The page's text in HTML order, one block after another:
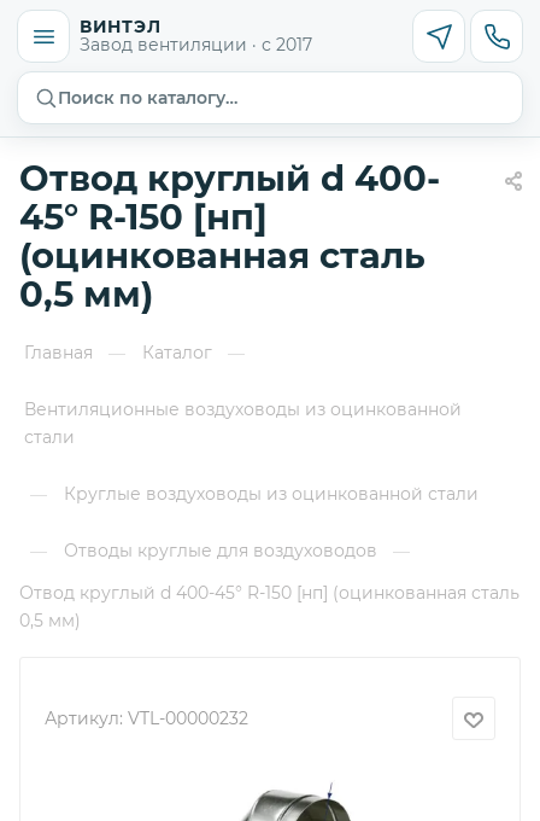
ВИНТЭЛ
Завод вентиляции · с 2017
Поиск по каталогу…
Отвод круглый d 400-
45° R-150 [нп]
(оцинкованная сталь
0,5 мм)
Главная — Каталог —
Вентиляционные воздуховоды из оцинкованной
стали
— Круглые воздуховоды из оцинкованной стали
— Отводы круглые для воздуховодов
—
Отвод круглый d 400-45° R-150 [нп] (оцинкованная сталь
0,5 мм)
Артикул: VTL-00000232